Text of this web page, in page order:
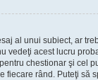
al unui subiect, ar
vedeţi acest lucru
chestionar şi cel
fiecare rând. Puteţi să